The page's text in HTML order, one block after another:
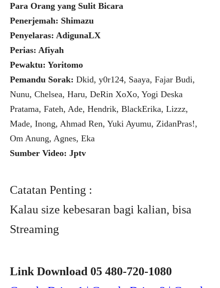
Para Orang yang Sulit Bicara
Penerjemah: Shimazu
Penyelaras: AdigunaLX
Perias: Afiyah
Pewaktu: Yoritomo
Pemandu Sorak: Dkid, y0r124, Saaya, Fajar Budi,
Nunu, Chelsea, Haru, DeRin XoXo, Yogi Deska
Pratama, Fateh, Ade, Hendrik, BlackErika, Lizzz,
Made, Inong, Ahmad Ren, Yuki Ayumu, ZidanPras!,
Om Anung, Agnes, Eka
Sumber Video: Jptv
Catatan Penting :
Kalau size kebesaran bagi kalian, bisa
Streaming
Link Download 05 480-720-1080